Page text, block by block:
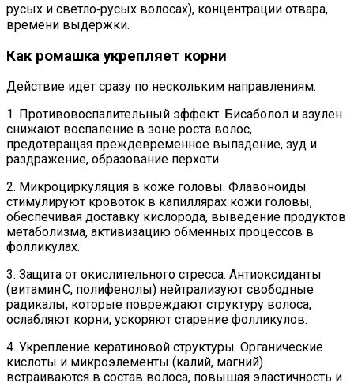
русых и светло‑русых волосах), концентрации отвара,
времени выдержки.
Как ромашка укрепляет корни
Действие идёт сразу по нескольким направлениям:
1. Противовоспалительный эффект. Бисаболол и азулен
снижают воспаление в зоне роста волос,
предотвращая преждевременное выпадение, зуд и
раздражение, образование перхоти.
2. Микроциркуляция в коже головы. Флавоноиды
стимулируют кровоток в капиллярах кожи головы,
обеспечивая доставку кислорода, выведение продуктов
метаболизма, активизацию обменных процессов в
фолликулах.
3. Защита от окислительного стресса. Антиоксиданты
(витамин C, полифенолы) нейтрализуют свободные
радикалы, которые повреждают структуру волоса,
ослабляют корни, ускоряют старение фолликулов.
4. Укрепление кератиновой структуры. Органические
кислоты и микроэлементы (калий, магний)
встраиваются в состав волоса, повышая эластичность и